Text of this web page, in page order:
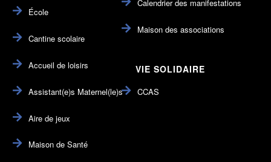
École
Cantine scolaire
Accueil de loisirs
Assistant(e)s Maternel(le)s
Aire de jeux
Maison de Santé
Calendrier des manifestations
Maison des associations
VIE SOLIDAIRE
CCAS